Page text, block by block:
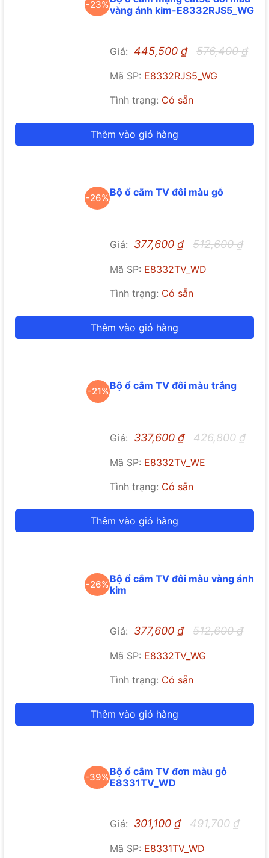
-23%vàng ánh kim-E8332RJS5_WG
Giá: 445,500₫ 576,400₫
Mã SP: E8332RJS5_WG
Tình trạng: Có sẵn
Thêm vào giỏ hàng
-26%Bộ ổ cắm TV đôi màu gỗ
Giá: 377,600₫ 512,600₫
Mã SP: E8332TV_WD
Tình trạng: Có sẵn
Thêm vào giỏ hàng
-21%Bộ ổ cắm TV đôi màu trắng
Giá: 337,600₫ 426,800₫
Mã SP: E8332TV_WE
Tình trạng: Có sẵn
Thêm vào giỏ hàng
-26%Bộ ổ cắm TV đôi màu vàng ánh
kim
Giá: 377,600₫ 512,600₫
Mã SP: E8332TV_WG
Tình trạng: Có sẵn
Thêm vào giỏ hàng
-39%Bộ ổ cắm TV đơn màu gỗ
E8331TV_WD
Giá: 301,100₫ 491,700₫
Mã SP: E8331TV_WD